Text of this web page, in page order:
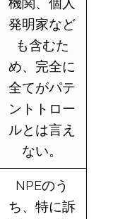
発明家など
も含むた
め、完全に
全てがパテ
ントトロー
ルとは言え
ない。
NPEのう
ち、特に訴